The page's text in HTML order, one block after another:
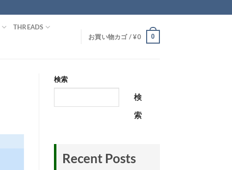
THREADS
お買い物カゴ /¥0 0
検索
検
索
Recent Posts